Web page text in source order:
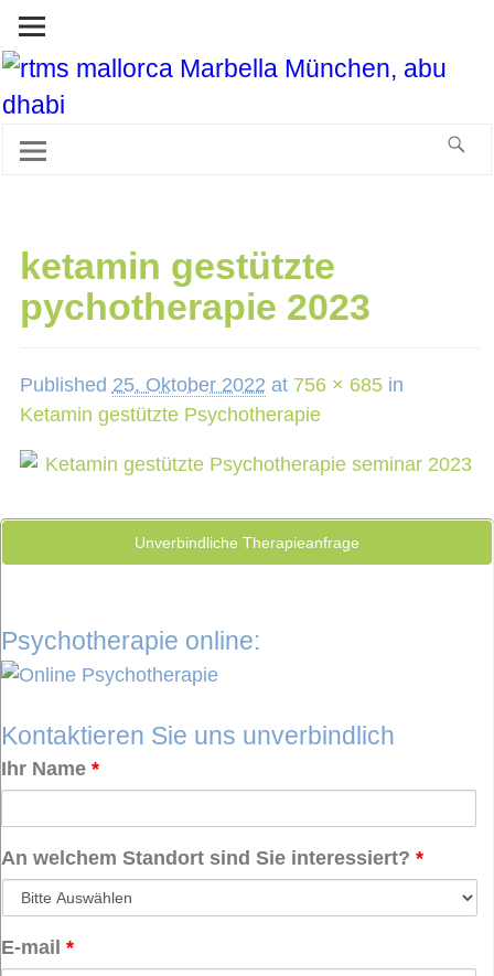
ketamin gestützte
pychotherapie 2023
Published 25. Oktober 2022 at 756 × 685in
Ketamin gestützte Psychotherapie
Unverbindliche Therapieanfrage
Psychotherapie online:
Kontaktieren Sie uns unverbindlich
Ihr Name *
An welchem Standort sind Sie interessiert? *
E-mail *